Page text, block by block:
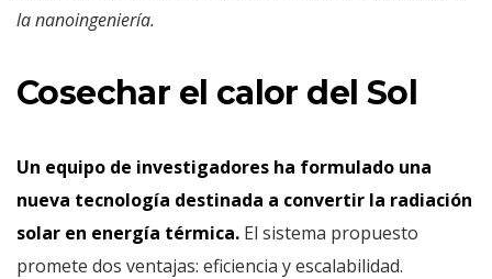
la nanoingeniería.
Cosechar el calor del Sol
Un equipo de investigadores ha formulado una
nueva tecnología destinada a convertir la radiación
solar en energía térmica. El sistema propuesto
promete dos ventajas: eficiencia y escalabilidad.